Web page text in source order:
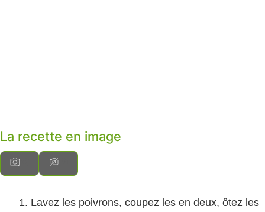
La recette en image
Lavez les poivrons, coupez les en deux, ôtez les